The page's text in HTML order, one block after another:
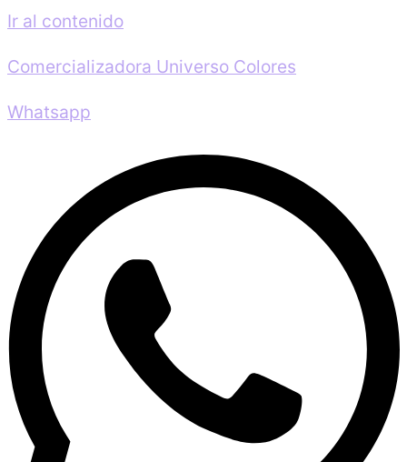
Ir al contenido
Comercializadora Universo Colores
Whatsapp